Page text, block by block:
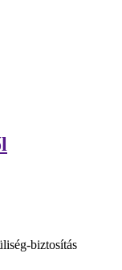
biztosítás